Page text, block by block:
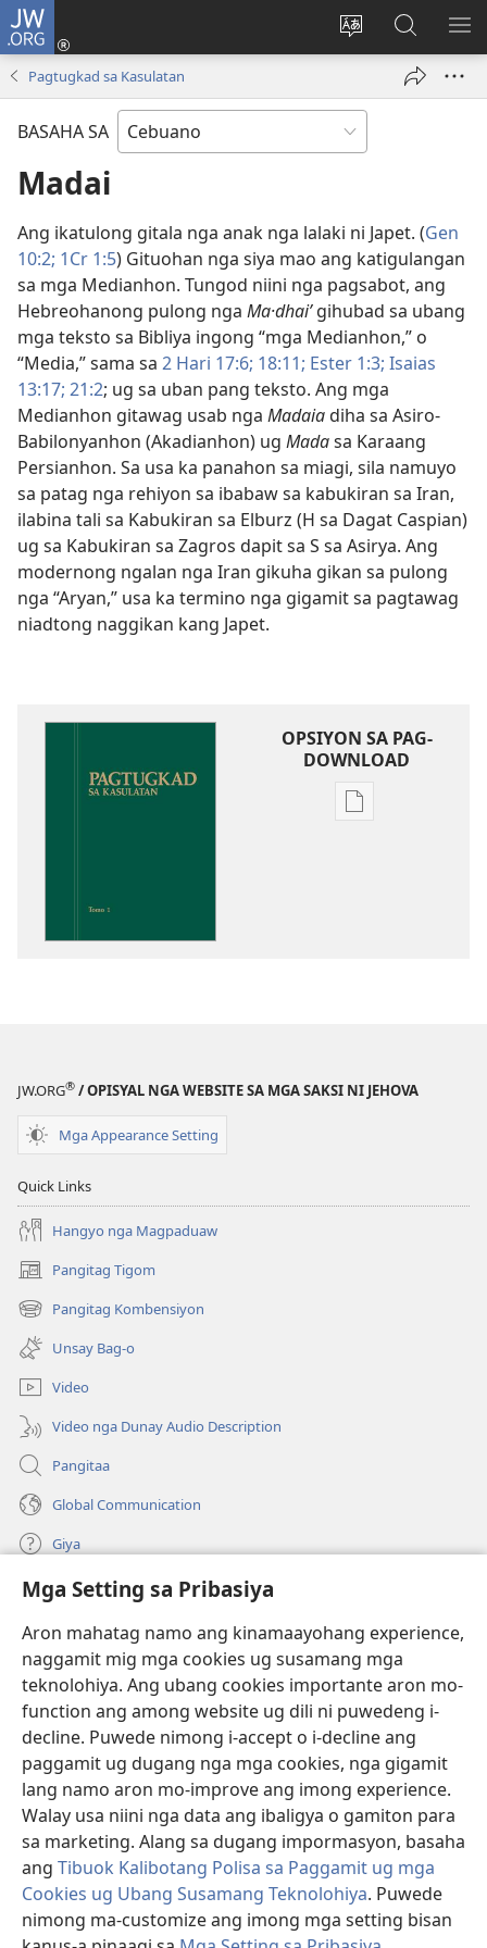
Mga Setting sa Pribasiya
Aron mahatag namo ang kinamaayohang experience,
naggamit mig mga cookies ug susamang mga
teknolohiya. Ang ubang cookies importante aron mo-
function ang among website ug dili ni puwedeng i-
decline. Puwede nimong i-accept o i-decline ang
paggamit ug dugang nga mga cookies, nga gigamit
lang namo aron mo-improve ang imong experience.
Walay usa niini nga data ang ibaligya o gamiton para
sa marketing. Alang sa dugang impormasyon, basaha
ang Tibuok Kalibotang Polisa sa Paggamit ug mga
Cookies ug Ubang Susamang Teknolohiya. Puwede
nimong ma-customize ang imong mga setting bisan
JW.ORG
Ilisi
pinulongan
sa
site
Log
ug
Pangitaa
sa
JW.ORG
Pagtugkad sa Kasulatan
BASAHA SA
Madai
Ang ikatulong gitala nga anak nga lalaki ni Japet. (Gen
10:2; 1Cr 1:5) Gituohan nga siya mao ang katigulangan
sa mga Medianhon. Tungod niini nga pagsabot, ang
Hebreohanong pulong nga Ma·dhaiʹgihubad sa ubang
mga teksto sa Bibliya ingong “mga Medianhon,” o
“Media,” sama sa 2 Hari 17:6; 18:11; Ester 1:3; Isaias
13:17; 21:2; ug sa uban pang teksto. Ang mga
Medianhon gitawag usab nga Madaiadiha sa Asiro-
Babilonyanhon (Akadianhon) ug Madasa Karaang
Persianhon. Sa usa ka panahon sa miagi, sila namuyo
sa patag nga rehiyon sa ibabaw sa kabukiran sa Iran,
ilabina tali sa Kabukiran sa Elburz (H sa Dagat Caspian)
ug sa Kabukiran sa Zagros dapit sa S sa Asirya. Ang
modernong ngalan nga Iran gikuha gikan sa pulong
nga “Aryan,” usa ka termino nga gigamit sa pagtawag
niadtong naggikan kang Japet.
OPSIYON SA PAG-
DOWNLOAD
Opsiyon
JW.ORG® / OPISYAL NGA WEBSITE SA MGA SAKSI NI JEHOVA
Mga Appearance Setting
Quick Links
Hangyo nga Magpaduaw
Pangitag Tigom
(mo-
open
ug
bag-
ong
window)
Pangitag Kombensiyon
(mo-
open
ug
bag-
ong
window)
Unsay Bag-o
Video
Video nga Dunay Audio Description
Pangitaa
Global Communication
Giya
Donasyon
(mo-
open
bag-
ong
window)
Watchtower ONLINE NGA LIBRARYA
(mo-
open
ug
bag-
window)
JW Hub
(mo-
open
ug
bag-
ong
window)
JW Library
Watchtower Library
Copyright© 2026 Watch Tower Bible and Tract Society of Pennsylvania.
KONDISYONES SA PAGGAMIT
|POLISA SA PRIBASIYA|